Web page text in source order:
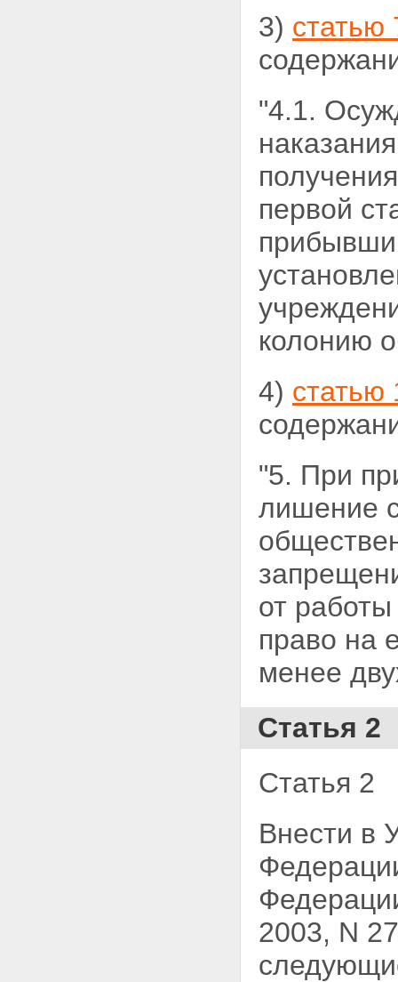
3) статью
"4.1.
первой
колонию
4) статью
"5. При
лишение
от
право на
менее
Статья 2
Статья 2
Внести в
2003, N